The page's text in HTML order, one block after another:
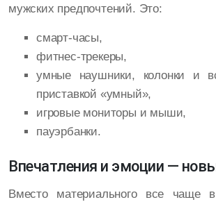
мужских предпочтений. Это:
смарт-часы,
фитнес-трекеры,
умные наушники, колонки и
приставкой «умный»,
игровые мониторы и мыши,
пауэрбанки.
Впечатления и эмоции —
Вместо материального все чаще